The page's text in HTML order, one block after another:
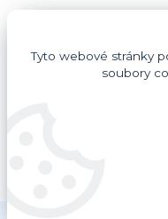
Tyto webové stránky
soubory